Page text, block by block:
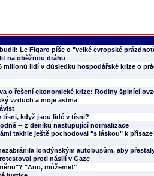
Le Figaro píše o "velké evropské
na oběžnou dráhu
milionů lidí v důsledku hospodářské krize o
o řešení ekonomické krize: Rodiny špinící
vzduch a moje astma
tísni, když jsou lidé v tísni?
-- z deníku nastupující normalizace
takhle ještě pochodoval "s láskou" k
londýnským autobusům, aby
proti násilí v Gaze
"Ano, můžeme!"